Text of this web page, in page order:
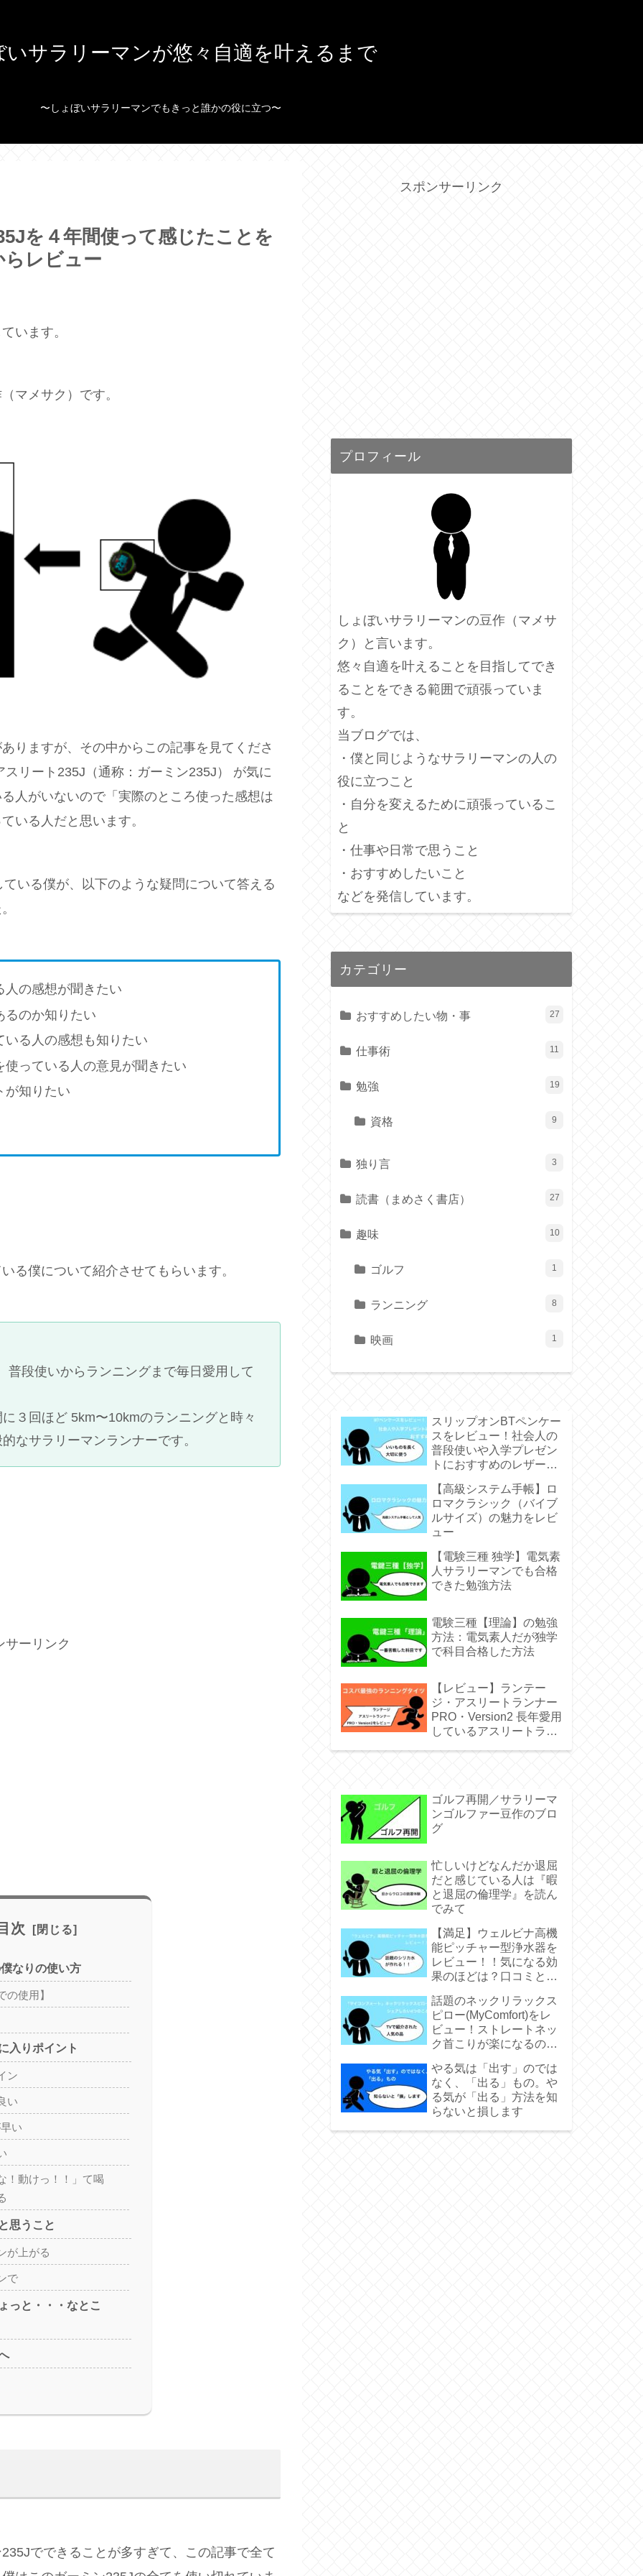
いサラリーマンが悠々自適を叶えるまで
〜しょぼいサラリーマンでもきっと誰かの役に立つ〜
を４年間使って感じたことを
レビュー
います。
マメサク）です。
りますが、その中からこの記事を見てくださ
リート235J（通称：ガーミン235J） が気に
人がいないので「実際のところ使った感想は
いる人だと思います。
いる僕が、以下のような疑問について答える
人の感想が聞きたい
るのか知りたい
る人の感想も知りたい
っている人の意見が聞きたい
が知りたい
る僕について紹介させてもらいます。
普段使いからランニングまで毎日愛用して
３回ほど 5km〜10kmのランニングと時々
なサラリーマンランナーです。
サーリンク
次
なりの使い方
の使用】
入りポイント
ン
い
い
！動けっ！！」て喝
思うこと
が上がる
で
っと・・・なとこ
でできることが多すぎて、この記事で全て
スポンサーリンク
プロフィール
しょぼいサラリーマンの豆作（マメサ
ク）と言います。
悠々自適を叶えることを目指してでき
ることをできる範囲で頑張っていま
す。
当ブログでは、
・僕と同じようなサラリーマンの人の
役に立つこと
・自分を変えるために頑張っているこ
と
・仕事や日常で思うこと
・おすすめしたいこと
などを発信しています。
カテゴリー
おすすめしたい物・事 27
仕事術 11
勉強 19
資格 9
独り言 3
読書（まめさく書店） 27
趣味 10
ゴルフ 1
ランニング 8
映画 1
スリップオンBTペンケー
スをレビュー！社会人の
普段使いや入学プレゼン
トにおすすめのレザーペ
【高級システム手帳】ロ
ロマクラシック（バイブ
ルサイズ）の魅力をレビ
ュー
【電験三種 独学】電気素
人サラリーマンでも合格
できた勉強方法
電験三種【理論】の勉強
方法：電気素人だが独学
で科目合格した方法
【レビュー】ランテー
ジ・アスリートランナー
PRO・Version2 長年愛用
しているアスリートラン
ゴルフ再開／サラリーマ
ンゴルファー豆作のブロ
グ
忙しいけどなんだか退屈
だと感じている人は『暇
と退屈の倫理学』を読ん
でみて
【満足】ウェルビナ高機
能ピッチャー型浄水器を
レビュー！！気になる効
果のほどは？口コミと実
話題のネックリラックス
ピロー(MyComfort)をレ
ビュー！ストレートネッ
ク首こりが楽になるの
やる気は「出す」のでは
なく、「出る」もの。や
る気が「出る」方法を知
らないと損します